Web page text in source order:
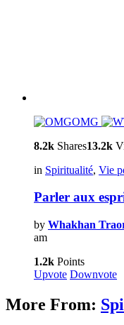
OMG
8.2k Shares13.2k
in Spiritualité, Vie
Parler aux
by Whakhan
am
1.2k Points
Upvote Downvote
More From: